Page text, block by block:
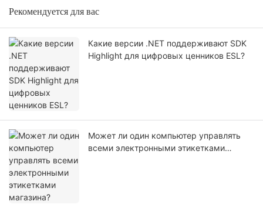
Рекомендуется для вас
Какие версии .NET поддерживают SDK
Highlight для цифровых ценников ESL?
Может ли один компьютер управлять
всеми электронными этикетками